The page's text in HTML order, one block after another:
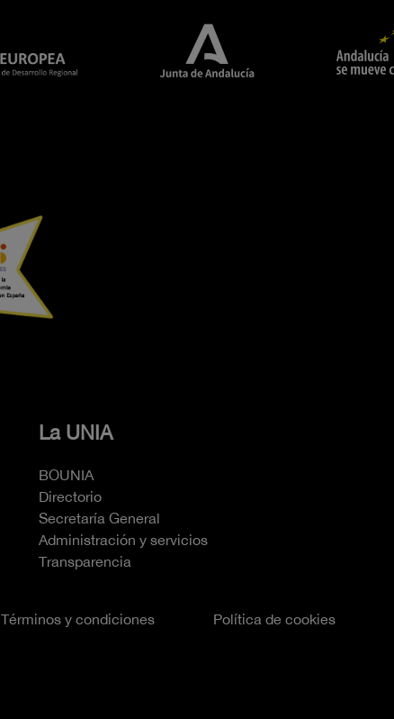
La UNIA
BOUNIA
Directorio
Secretaría General
Administración y servicios
Transparencia
Términos y condiciones Política de cookies